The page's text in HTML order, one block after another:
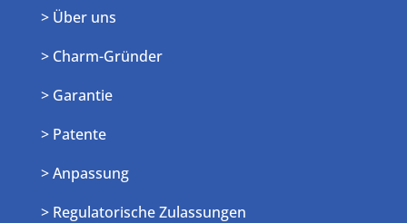
> Über uns
> Charm-Gründer
> Garantie
> Patente
> Anpassung
> Regulatorische Zulassungen